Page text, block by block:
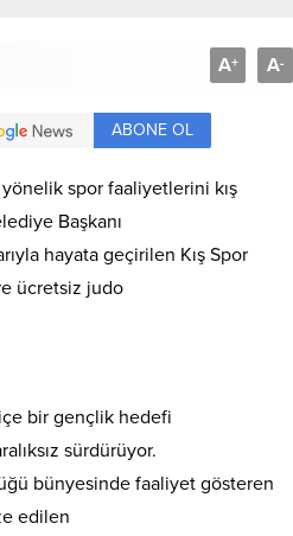
A+ A-
ABONE OL
spor faaliyetlerini kış
Başkanı
hayata geçirilen Kış Spor
ücretsiz judo
bir gençlik hedefi
sürdürüyor.
bünyesinde faaliyet gösteren
edilen